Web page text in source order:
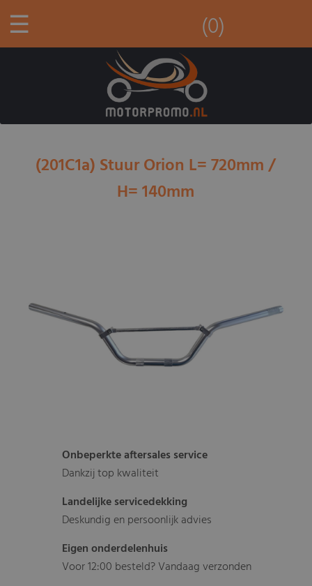
☰ (0)
(201C1a) Stuur Orion L= 720mm /
H= 140mm
Onbeperkte aftersales service
Dankzij top kwaliteit
Landelijke servicedekking
Deskundig en persoonlijk advies
Eigen onderdelenhuis
Voor 12:00 besteld? Vandaag verzonden